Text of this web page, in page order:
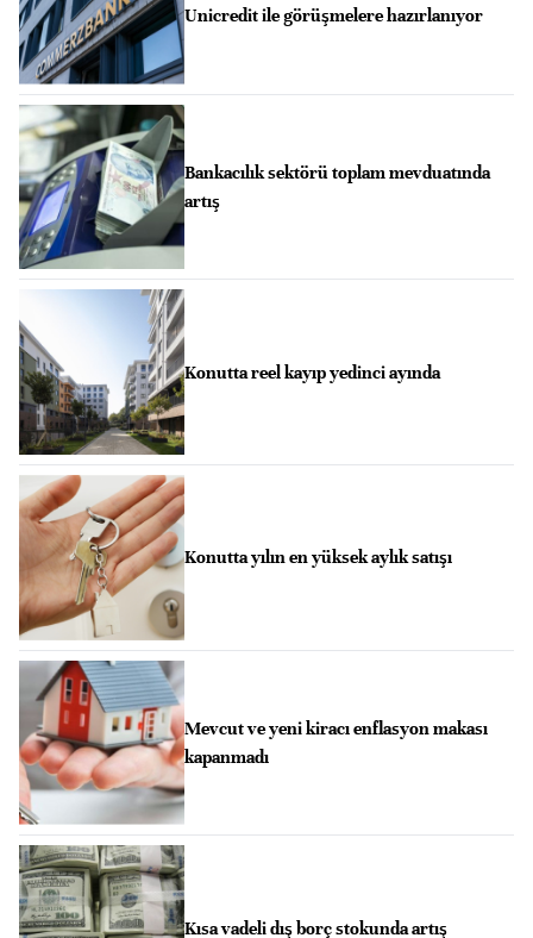
Unicredit ile görüşmelere hazırlanıyor
Bankacılık sektörü toplam mevduatında
artış
Konutta reel kayıp yedinci ayında
Konutta yılın en yüksek aylık satışı
Mevcut ve yeni kiracı enflasyon makası
kapanmadı
Kısa vadeli dış borç stokunda artış